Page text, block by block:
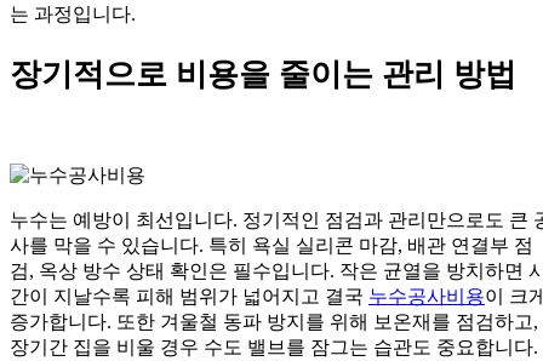
는 과정입니다.
장기적으로 비용을 줄이는 관리 방법
누수는 예방이 최선입니다. 정기적인 점검과 관리만으로도 큰
사를 막을 수 있습니다. 특히 욕실 실리콘 마감, 배관 연결부 점
검, 옥상 방수 상태 확인은 필수입니다. 작은 균열을 방치하면
간이 지날수록 피해 범위가 넓어지고 결국 누수공사비용이 크
증가합니다. 또한 겨울철 동파 방지를 위해 보온재를 점검하고,
장기간 집을 비울 경우 수도 밸브를 잠그는 습관도 중요합니다.